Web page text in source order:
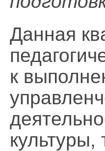
Данная
к
культуры,